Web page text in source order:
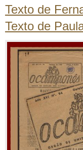
Texto de
Texto de